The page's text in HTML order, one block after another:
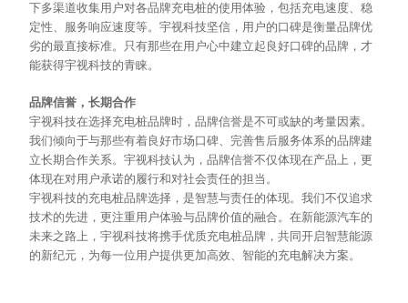
下多渠道收集用户对各品牌充电桩的使用体验，包括充电速度、稳
定性、服务响应速度等。宇视科技坚信，用户的口碑是衡量品牌优
劣的最直接标准。只有那些在用户心中建立起良好口碑的品牌，才
能获得宇视科技的青睐。
品牌信誉，长期合作
宇视科技在选择充电桩品牌时，品牌信誉是不可或缺的考量因素。
我们倾向于与那些有着良好市场口碑、完善售后服务体系的品牌建
立长期合作关系。宇视科技认为，品牌信誉不仅体现在产品上，更
体现在对用户承诺的履行和对社会责任的担当。
宇视科技的充电桩品牌选择，是智慧与责任的体现。我们不仅追求
技术的先进，更注重用户体验与品牌价值的融合。在新能源汽车的
未来之路上，宇视科技将携手优质充电桩品牌，共同开启智慧能源
的新纪元，为每一位用户提供更加高效、智能的充电解决方案。